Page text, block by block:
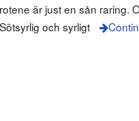
är just en sån raring.
och syrligt